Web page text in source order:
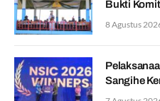
Bukti
8 Agustus
Sangihe